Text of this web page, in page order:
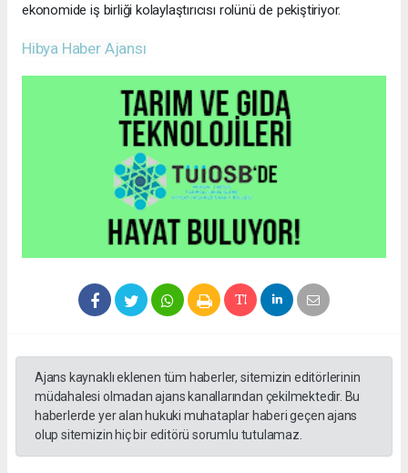
ekonomide iş birliği kolaylaştırıcısı rolünü de pekiştiriyor.
Hibya Haber Ajansı
Ajans kaynaklı eklenen tüm haberler, sitemizin editörlerinin
müdahalesi olmadan ajans kanallarından çekilmektedir. Bu
haberlerde yer alan hukuki muhataplar haberi geçen ajans
olup sitemizin hiç bir editörü sorumlu tutulamaz.